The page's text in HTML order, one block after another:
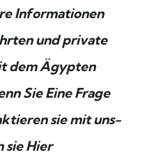
Informationen
und private
demÄgypten
Sie Eine Frage
sie mit uns-
sie Hier